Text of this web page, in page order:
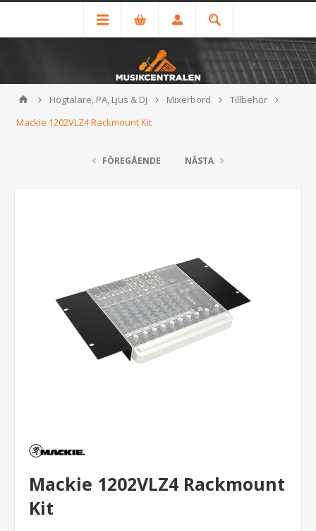
Högtalare, PA, Ljus & DJ Mixerbord
Tillbehör
Mackie 1202VLZ4 Rackmount Kit
FÖREGÅENDE NÄSTA
Mackie 1202VLZ4 Rackmount
Kit